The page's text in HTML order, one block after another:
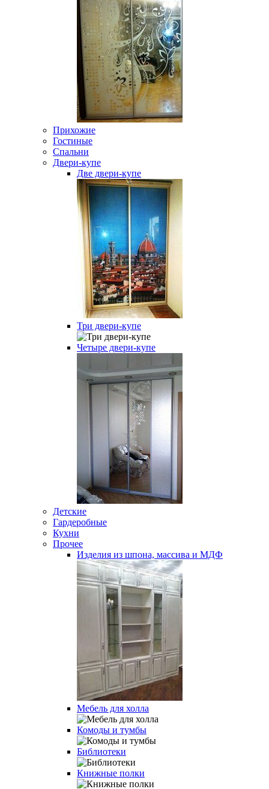
Прихожие
Гостиные
Спальни
Двери-купе
Две двери-купе
Три двери-купе
Четыре двери-купе
Детские
Гардеробные
Кухни
Прочее
Изделия из шпона, массива и МДФ
Мебель для холла
Комоды и тумбы
Библиотеки
Книжные полки